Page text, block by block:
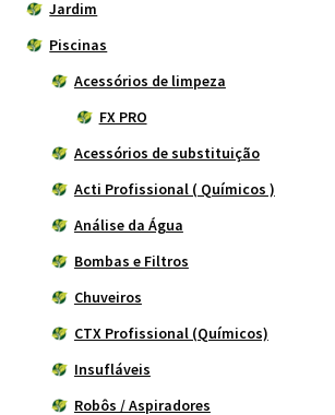
Jardim
Piscinas
Acessórios de limpeza
FX PRO
Acessórios de substituição
Acti Profissional ( Químicos )
Análise da Água
Bombas e Filtros
Chuveiros
CTX Profissional (Químicos)
Insufláveis
Robôs / Aspiradores